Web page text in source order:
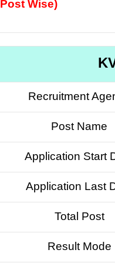
Post Wise)
Recruitment
Post Name
Application Start
Application Last
Total Post
Result Mode